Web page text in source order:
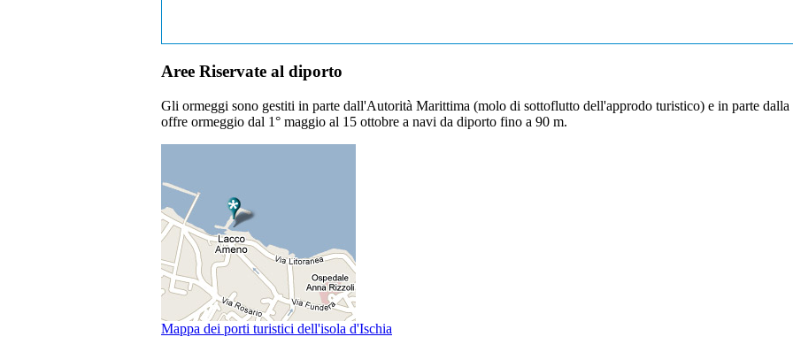
Aree Riservate al diporto
Gli ormeggi sono gestiti in parte dall'Autorità Marittima (molo di sottoflutto dell'approdo turistico) e in parte
offre ormeggio dal 1° maggio al 15 ottobre a navi da diporto fino a 90 m.
Mappa dei porti turistici dell'isola d'Ischia